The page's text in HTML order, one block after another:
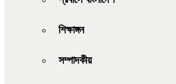
শিক্ষাঙ্গন
সম্পাদকীয়